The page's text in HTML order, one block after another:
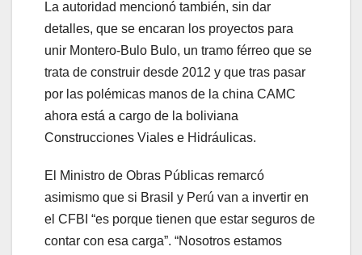
La autoridad mencionó también, sin dar
detalles, que se encaran los proyectos para
unir Montero-Bulo Bulo, un tramo férreo que se
trata de construir desde 2012 y que tras pasar
por las polémicas manos de la china CAMC
ahora está a cargo de la boliviana
Construcciones Viales e Hidráulicas.
El Ministro de Obras Públicas remarcó
asimismo que si Brasil y Perú van a invertir en
el CFBI “es porque tienen que estar seguros de
contar con esa carga”. “Nosotros estamos